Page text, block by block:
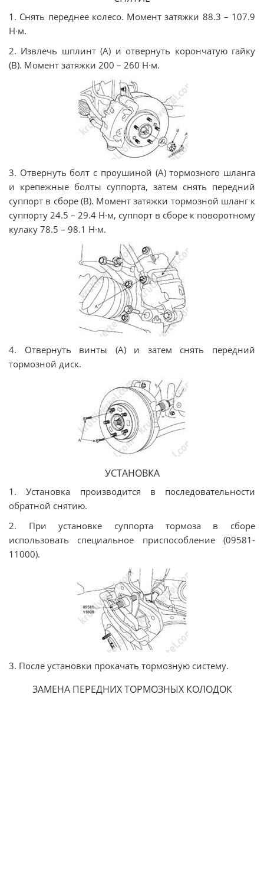
1. Снять переднее колесо. Момент затяжки 88.3 – 107.9
Н∙м.
2. Извлечь шплинт (А) и отвернуть корончатую гайку
(В). Момент затяжки 200 – 260 Н∙м.
3. Отвернуть болт с проушиной (А) тормозного шланга
и крепежные болты суппорта, затем снять передний
суппорт в сборе (В). Момент затяжки тормозной шланг к
суппорту 24.5 – 29.4 Н∙м, суппорт в сборе к поворотному
кулаку 78.5 – 98.1 Н∙м.
4. Отвернуть винты (А) и затем снять передний
тормозной диск.
УСТАНОВКА
1. Установка производится в последовательности
обратной снятию.
2. При установке суппорта тормоза в сборе
использовать специальное приспособление (09581-
11000).
3. После установки прокачать тормозную систему.
ЗАМЕНА ПЕРЕДНИХ ТОРМОЗНЫХ КОЛОДОК